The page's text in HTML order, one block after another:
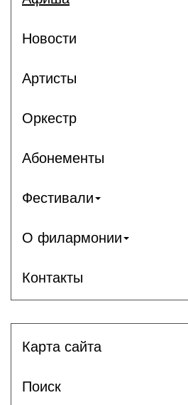
Новости
Артисты
Оркестр
Абонементы
Фестивали
О филармонии
Контакты
Карта сайта
Поиск